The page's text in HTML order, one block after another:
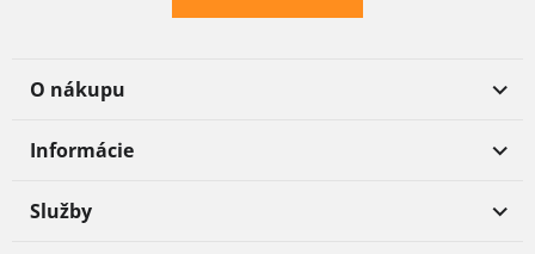
O nákupu
Informácie
Služby